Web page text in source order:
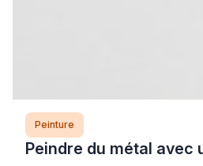
Peinture
Peindre du métal avec